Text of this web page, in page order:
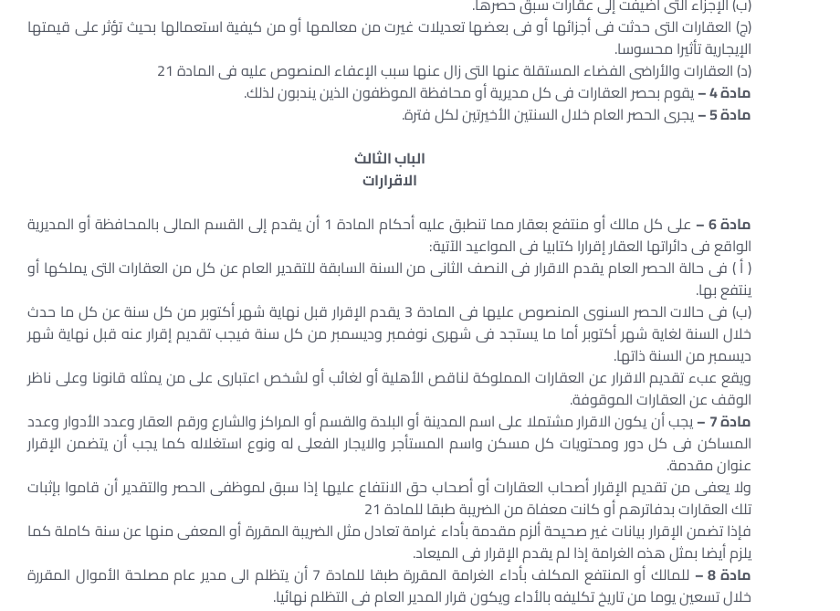
(ج) العقارات التى حدثت فى أجزائها أو فى بعضها تعديلات غيرت من معالمها أو من كيفية استعمالها بحيث تؤثر على قيمتها
الإيجارية تأثيرا محسوسا.
(د) العقارات والأراضى الفضاء المستقلة عنها التى زال عنها سبب الإعفاء المنصوص عليه فى المادة 21
مادة 4 –
يقوم بحصر العقارات فى كل مديرية أو محافظة الموظفون الذين يندبون لذلك.
مادة 5 –
يجرى الحصر العام خلال السنتين الأخيرتين لكل فترة.
الباب الثالث
الاقرارات
مادة 6 –
على كل مالك أو منتفع بعقار مما تنطبق عليه أحكام المادة 1 أن يقدم إلى القسم المالى بالمحافظة أو المديرية
الواقع فى دائراتها العقار إقرارا كتابيا فى المواعيد الآتية:
( أ ) فى حالة الحصر العام يقدم الاقرار فى النصف الثانى من السنة السابقة للتقدير العام عن كل من العقارات التى يملكها أو
ينتفع بها.
(ب) فى حالات الحصر السنوى المنصوص عليها فى المادة 3 يقدم الإقرار قبل نهاية شهر أكتوبر من كل سنة عن كل ما حدث
خلال السنة لغاية شهر أكتوبر أما ما يستجد فى شهرى نوفمبر وديسمبر من كل سنة فيجب تقديم إقرار عنه قبل نهاية شهر
ديسمبر من السنة ذاتها.
ويقع عبء تقديم الاقرار عن العقارات المملوكة لناقص الأهلية أو لغائب أو لشخص اعتبارى على من يمثله قانونا وعلى ناظر
الوقف عن العقارات الموقوفة.
مادة 7 –
يجب أن يكون الاقرار مشتملا على اسم المدينة أو البلدة والقسم أو المراكز والشارع ورقم العقار وعدد الأدوار وعدد
المساكن فى كل دور ومحتويات كل مسكن واسم المستأجر والايجار الفعلى له ونوع استغلاله كما يجب أن يتضمن الإقرار
عنوان مقدمة.
ولا يعفى من تقديم الإقرار أصحاب العقارات أو أصحاب حق الانتفاع عليها إذا سبق لموظفى الحصر والتقدير أن قاموا بإثبات
تلك العقارات بدفاترهم أو كانت معفاة من الضريبة طبقا للمادة 21
فإذا تضمن الإقرار بيانات غير صحيحة ألزم مقدمة بأداء غرامة تعادل مثل الضريبة المقررة أو المعفى منها عن سنة كاملة كما
يلزم أيضا بمثل هذه الغرامة إذا لم يقدم الإقرار فى الميعاد.
مادة 8 –
للمالك أو المنتفع المكلف بأداء الغرامة المقررة طبقا للمادة 7 أن يتظلم الى مدير عام مصلحة الأموال المقررة
خلال تسعين يوما من تاريخ تكليفه بالأداء ويكون قرار المدير العام فى التظلم نهائيا.